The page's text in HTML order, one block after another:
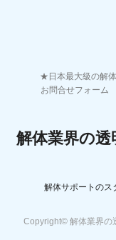
★日本最大級の解
お問合せフォーム
解体業界の
解体サポートのス
Copyright© 解体業界の